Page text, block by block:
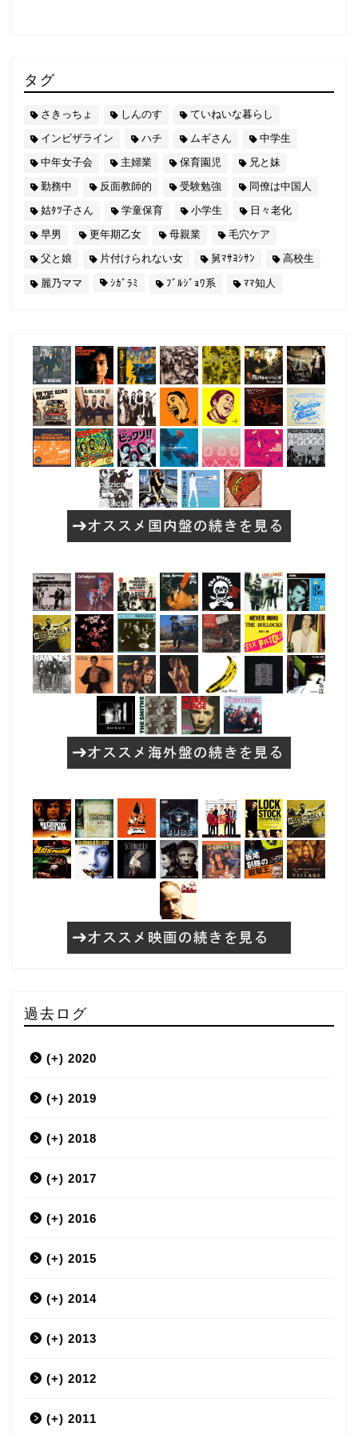
タグ
さきっちょ しんのす
ていねいな暮らし
インビザライン
ハチ ムギさん
中学生
中年女子会
主婦業 保育園児
兄と妹
勤務中
反面教師的 受験勉強
同僚は中国人
姑ﾀﾂ子さん
学童保育 小学生
日々老化
早男
更年期乙女 母親業
毛穴ケア
父と娘
片付けられない女 舅ﾏｻﾖｼｻﾝ 高校生
麗乃ママ ｼｶﾞﾗﾐ ﾌﾞﾙｼﾞｮﾜ系 ﾏﾏ知人
過去ログ
(+) 2020
3月
(+) 2019
12月
9月
7月
6月
5月
4月
3月
2月
(+) 2018
12月
11月
10月
9月
8月
7月
6月
(+) 2017
12月
11月
10月
9月
8月
7月
(+) 2016
12月
11月
10月
9月
8月
(+) 2015
12月
11月
10月
9月
(+) 2014
12月
11月
10月
(+) 2013
12月
11月
(+) 2012
12月
(+) 2011